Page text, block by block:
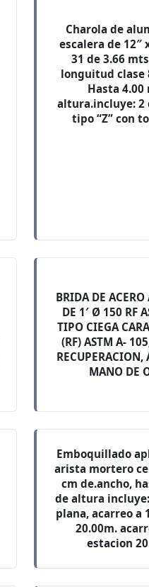
Charola de
escalera de 12″
31 de 3.66
longuitud clase
Hasta 4.00
altura.incluye: 2
tipo “Z” con
BRIDA DE
DE 1′ Ø 150 RF
TIPO CIEGA
(RF) ASTM A-
RECUPERACION,
MANO DE
Emboquillado
arista mortero
cm de.ancho,
de altura
plana, acarreo a
20.00m.
estacion